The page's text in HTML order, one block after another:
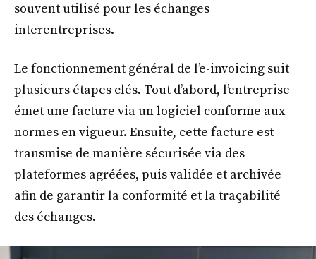
souvent utilisé pour les échanges
interentreprises.
Le fonctionnement général de l’e-invoicing suit
plusieurs étapes clés. Tout d’abord, l’entreprise
émet une facture via un logiciel conforme aux
normes en vigueur. Ensuite, cette facture est
transmise de manière sécurisée via des
plateformes agréées, puis validée et archivée
afin de garantir la conformité et la traçabilité
des échanges.